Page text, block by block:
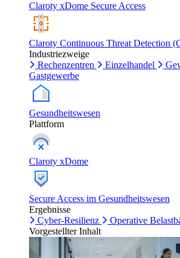
Claroty xDome Secure Access
Claroty Continuous Threat Detection
Industriezweige
Rechenzentren
Einzelhandel
Gastgewerbe
Gesundheitswesen
Plattform
Claroty xDome
Secure Access im Gesundheitswesen
Ergebnisse
Cyber-Resilienz
Operative
Vorgestellter Inhalt